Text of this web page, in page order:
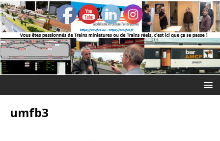
umfb3